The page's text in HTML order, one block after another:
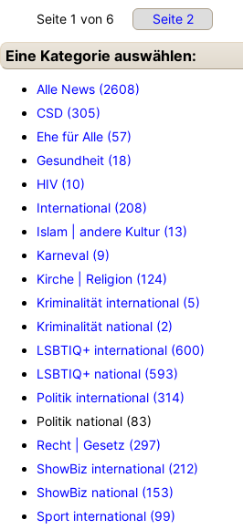
Seite 1 von 6 Seite 2
Eine Kategorie auswählen:
Alle News (2608)
CSD (305)
Ehe für Alle (57)
Gesundheit (18)
HIV (10)
International (208)
Islam | andere Kultur (13)
Karneval (9)
Kirche | Religion (124)
Kriminalität international (5)
Kriminalität national (2)
LSBTIQ+ international (600)
LSBTIQ+ national (593)
Politik international (314)
Politik national (83)
Recht | Gesetz (297)
ShowBiz international (212)
ShowBiz national (153)
Sport international (99)